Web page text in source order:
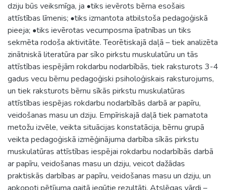
dziju būs veiksmīga, ja •tiks ievērots bērna esošais
attīstības līmenis; •tiks izmantota atbilstoša pedagoģiskā
pieeja; •tiks ievērotas vecumposma īpatnības un tiks
sekmēta rodoša aktivitāte. Teorētiskajā daļā – tiek analizēta
zinātniskā literatūra par sīko pirkstu muskulatūru un tās
attīstības iespējām rokdarbu nodarbībās, tiek raksturots 3-4
gadus vecu bērnu pedagoģiski psiholoģiskais raksturojums,
un tiek raksturots bērnu sīkās pirkstu muskulatūras
attīstības iespējas rokdarbu nodarbībās darbā ar papīru,
veidošanas masu un dziju. Empīriskajā daļā tiek pamatota
metožu izvēle, veikta situācijas konstatācija, bērnu grupā
veikta pedagoģiskā izmēģinājuma darbība sīkās pirkstu
muskulatūras attīstības iespējai rokdarbu nodarbībās darbā
ar papīru, veidošanas masu un dziju, veicot dažādas
praktiskās darbības ar papīru, veidošanas masu un dziju, un